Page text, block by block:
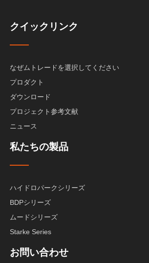
クイックリンク
なぜムトレードを選択してください
プロダクト
ダウンロード
プロジェクト参考文献
ニュース
私たちの製品
ハイドロパークシリーズ
BDPシリーズ
ムードシリーズ
Starke Series
お問い合わせ